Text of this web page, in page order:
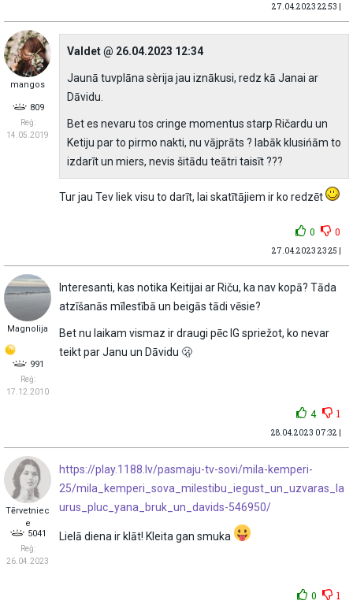
27.04.2023 22:53 |
mangos
809
Reģ:
14.05.2019
Valdet @ 26.04.2023 12:34
Jaunā tuvplāna sèrija jau iznākusi, redz kā Janai ar
Dāvidu.
Bet es nevaru tos cringe momentus starp Ričardu un
Ketiju par to pirmo nakti, nu vājprāts ? labāk klusińām to
izdarīt un miers, nevis šitādu teātri taisīt ???
Tur jau Tev liek visu to darīt, lai skatītājiem ir ko redzēt
0 0
27.04.2023 23:25 |
Magnolija
991
Reģ:
17.12.2010
Interesanti, kas notika Keitijai ar Riču, ka nav kopā? Tāda
atzīšanās mīlestībā un beigās tādi vēsie?
Bet nu laikam vismaz ir draugi pēc IG spriežot, ko nevar
teikt par Janu un Dāvidu 🫢
4 1
28.04.2023 07:32 |
Tērvetniec
e
5041
Reģ:
26.04.2023
https://play.1188.lv/pasmaju-tv-sovi/mila-kemperi-
25/mila_kemperi_sova_milestibu_iegust_un_uzvaras_la
urus_pluc_yana_bruk_un_davids-546950/
Lielā diena ir klāt! Kleita gan smuka
0 1